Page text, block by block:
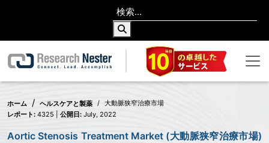
ホーム ヘルスケアと製薬
大動脈狭窄治療市場
レポート: 4325 | 公開日: July, 2022
Aortic Stenosis Treatment Market (大動脈狭窄治療市場)